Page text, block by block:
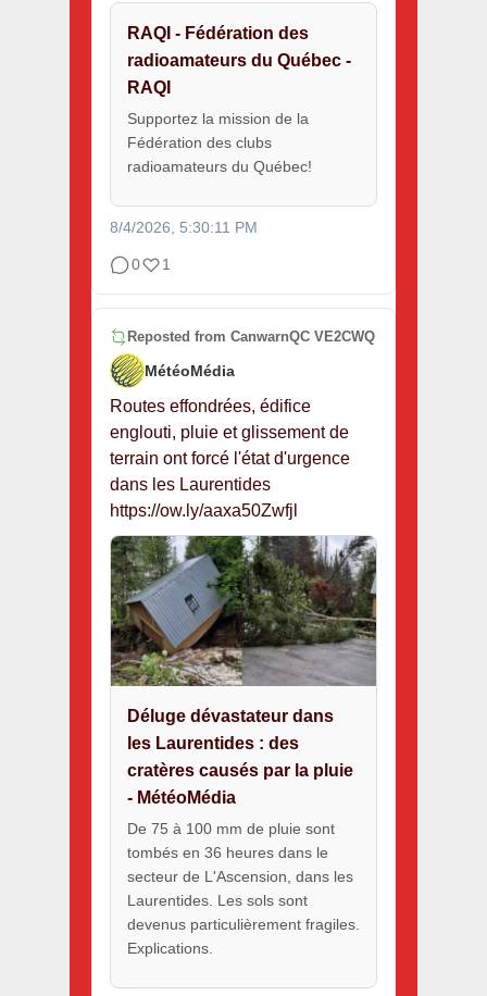
RAQI - Fédération des
radioamateurs du Québec -
RAQI
Supportez la mission de la
Fédération des clubs
radioamateurs du Québec!
8/4/2026, 5:30:11 PM
0 1
Reposted from CanwarnQC VE2CWQ
MétéoMédia
Routes effondrées, édifice
englouti, pluie et glissement de
terrain ont forcé l'état d'urgence
dans les Laurentides
https://ow.ly/aaxa50Zwfjl
Déluge dévastateur dans
les Laurentides : des
cratères causés par la pluie
- MétéoMédia
De 75 à 100 mm de pluie sont
tombés en 36 heures dans le
secteur de L'Ascension, dans les
Laurentides. Les sols sont
devenus particulièrement fragiles.
Explications.